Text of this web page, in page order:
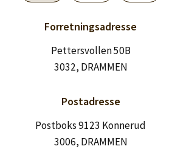
Forretningsadresse
Pettersvollen 50B
3032, DRAMMEN
Postadresse
Postboks 9123 Konnerud
3006, DRAMMEN